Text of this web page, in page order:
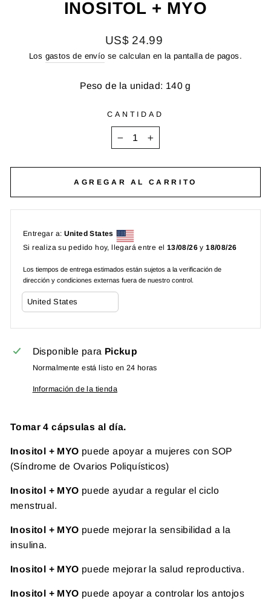
INOSITOL + MYO
Precio
habitual
US$ 24.99
Los gastos de envío se calculan en la pantalla de pagos.
Peso de la unidad: 140 g
CANTIDAD
AGREGAR AL CARRITO
Entregar a: United States
Si realiza su pedido hoy, llegará entre el 13/08/26y18/08/26
Los tiempos de entrega estimados están sujetos a la verificación de
dirección y condiciones externas fuera de nuestro control.
Disponible para Pickup
Normalmente está listo en 24 horas
Información de la tienda
Tomar 4 cápsulas al día.
Inositol + MYO puede apoyar a mujeres con SOP
(Síndrome de Ovarios Poliquísticos)
Inositol + MYO puede ayudar a regular el ciclo
menstrual.
Inositol + MYO puede mejorar la sensibilidad a la
insulina.
Inositol + MYO puede mejorar la salud reproductiva.
Inositol + MYO puede apoyar a controlar los antojos